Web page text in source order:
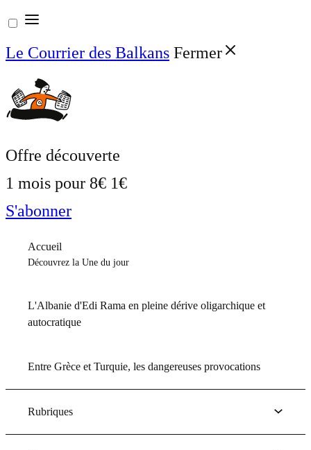
Aller
au
contenu
Le Courrier des Balkans Fermer
Offre découverte
1 mois pour 8€ 1€
S'abonner
Accueil
Découvrez la Une du jour
L'Albanie d'Edi Rama en pleine dérive oligarchique et
autocratique
Entre Grèce et Turquie, les dangereuses provocations
Rubriques